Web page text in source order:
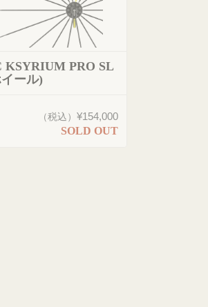
KSYRIUM PRO SL
ール)
（税込） ¥154,000
SOLD OUT